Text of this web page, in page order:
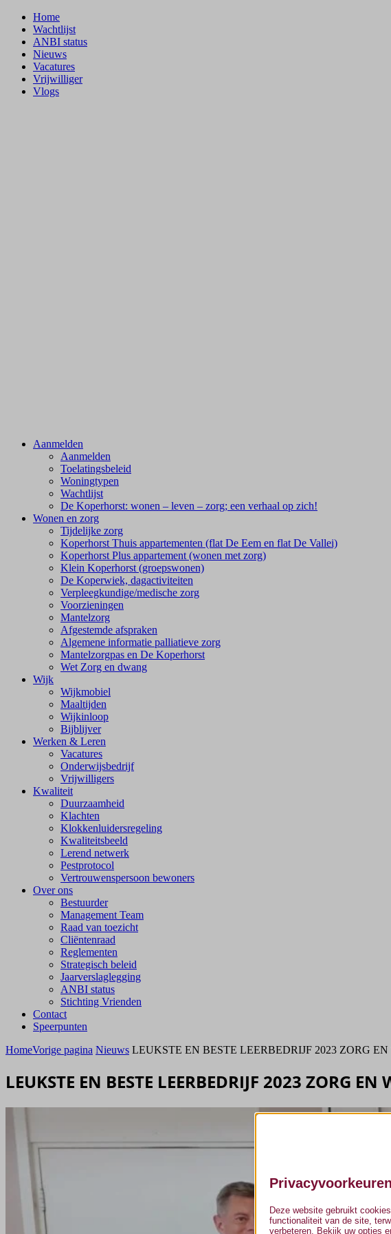
Home
Wachtlijst
ANBI status
Nieuws
Vacatures
Vrijwilliger
Vlogs
Aanmelden
Aanmelden
Toelatingsbeleid
Woningtypen
Wachtlijst
De Koperhorst: wonen – leven – zorg; een verhaal op zich!
Wonen en zorg
Tijdelijke zorg
Koperhorst Thuis appartementen (flat De Eem en flat De Vallei)
Koperhorst Plus appartement (wonen met zorg)
Klein Koperhorst (groepswonen)
De Koperwiek, dagactiviteiten
Verpleegkundige/medische zorg
Voorzieningen
Mantelzorg
Afgestemde afspraken
Algemene informatie palliatieve zorg
Mantelzorgpas en De Koperhorst
Wet Zorg en dwang
Wijk
Wijkmobiel
Maaltijden
Wijkinloop
Bijblijver
Werken & Leren
Vacatures
Onderwijsbedrijf
Vrijwilligers
Kwaliteit
Duurzaamheid
Klachten
Klokkenluidersregeling
Kwaliteitsbeeld
Lerend netwerk
Pestprotocol
Vertrouwenspersoon bewoners
Over ons
Bestuurder
Management Team
Raad van toezicht
Cliëntenraad
Reglementen
Strategisch beleid
Jaarverslaglegging
ANBI status
Stichting Vrienden
Contact
Speerpunten
HomeVorige pagina Nieuws LEUKSTE EN BESTE LEERBEDRIJF 2023 ZORG
LEUKSTE EN BESTE LEERBEDRIJF 2023 ZORG EN
Privacyvoorkeuren
Deze website gebruikt
functionaliteit van de site,
verbeteren. Bekijk uw opties